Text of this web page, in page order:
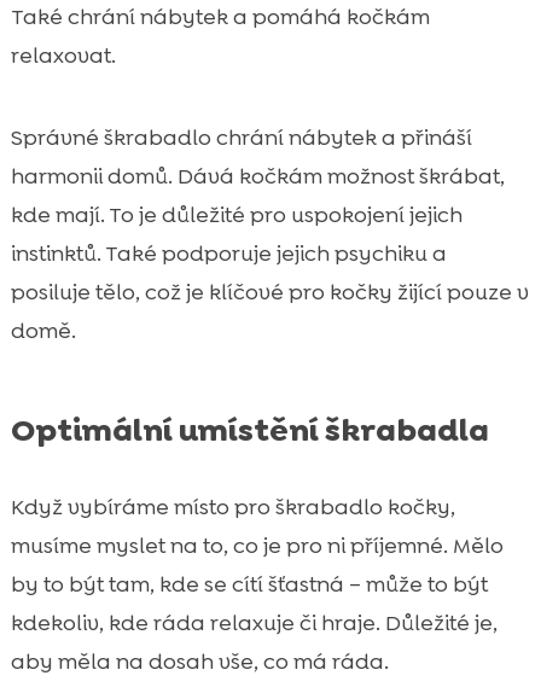
Také chrání nábytek a pomáhá kočkám
relaxovat.
Správné škrabadlo chrání nábytek a přináší
harmonii domů. Dává kočkám možnost škrábat,
kde mají. To je důležité pro uspokojení jejich
instinktů. Také podporuje jejich psychiku a
posiluje tělo, což je klíčové pro kočky žijící pouze v
domě.
Optimální umístění škrabadla
Když vybíráme místo pro škrabadlo kočky,
musíme myslet na to, co je pro ni příjemné. Mělo
by to být tam, kde se cítí šťastná – může to být
kdekoliv, kde ráda relaxuje či hraje. Důležité je,
aby měla na dosah vše, co má ráda.